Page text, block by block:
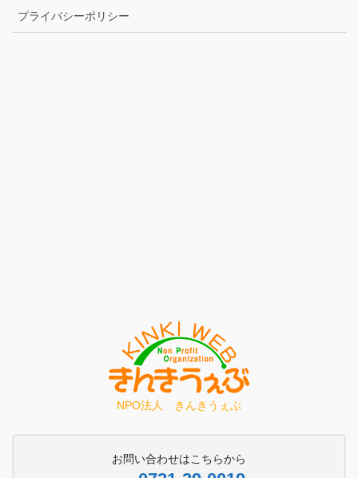
プライバシーポリシー
NPO法人 きんきうぇぶ
お問い合わせはこちらから